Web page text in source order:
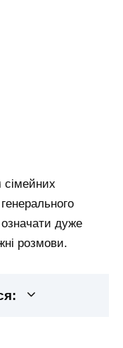
сімейних
дуже
розмови.